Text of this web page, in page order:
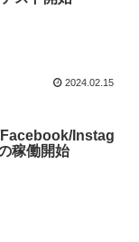
2024.02.15
Instag
稼働開始